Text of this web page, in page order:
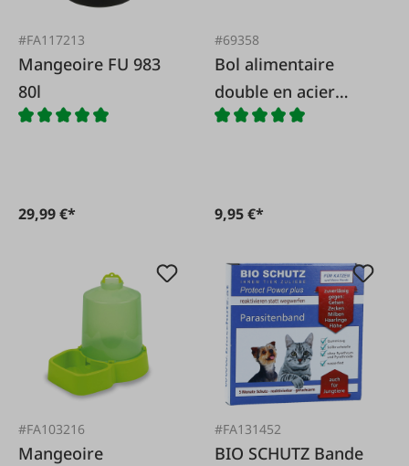
#FA117213
Mangeoire FU 983
80l
29,99 €*
#69358
Bol alimentaire
double en acier
inoxydable
9,95 €*
#FA103216
Mangeoire
#FA131452
BIO SCHUTZ Bande